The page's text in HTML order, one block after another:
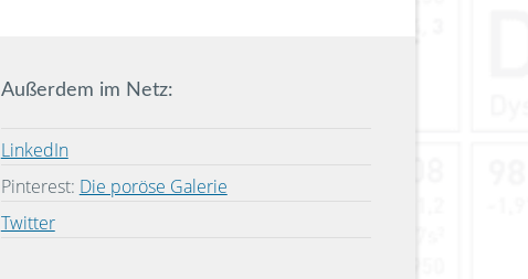
Außerdem im Netz:
LinkedIn
Pinterest: Die poröse Galerie
Twitter